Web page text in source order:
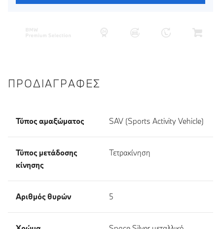
ΠΡΟΔΙΑΓΡΑΦΈΣ
Τύπος αμαξώματος SAV (Sports Activity Vehicle)
Τύπος μετάδοσης
κίνησης
Τετρακίνηση
Αριθμός θυρών 5